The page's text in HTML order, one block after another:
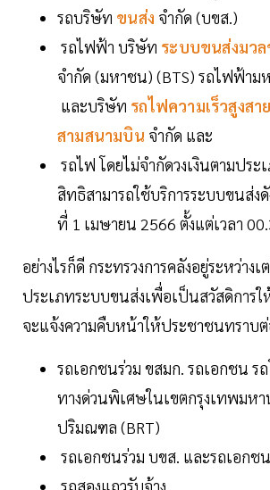
รถบริษัท ขนส่ง จำกัด (บขส.)
รถไฟฟ้า บริษัท ระบบขนส่งมว
จำกัด (มหาชน) (BTS) รถไฟฟ้าม
และบริษัท รถไฟความเร็วสูงส
สามสนามบิน จำกัด และ
รถไฟ โดยไม่จำกัดวงเงินตามประ
สิทธิสามารถใช้บริการระบบขนส่ง
ที่ 1 เมษายน 2566 ตั้งแต่เวลา
อย่างไรก็ดี กระทรวงการคลังอยู่ระหว่าง
ประเภทระบบขนส่งเพื่อเป็นสวัสดิการ
จะแจ้งความคืบหน้าให้ประชาชนทราบ
รถเอกชนร่วม ขสมก. รถเอกชน ร
ทางด่วนพิเศษในเขตกรุงเทพมห
ปริมณฑล (BRT)
รถเอกชนร่วม บขส. และรถเอกชน